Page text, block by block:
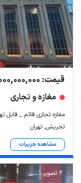
قیمت: 28,000,000,000 تومان
مغازه و تجاری
مغازه تجاری قائم _ قابل
تجریش, تهران
مشاهده جزییات
2 تصویر